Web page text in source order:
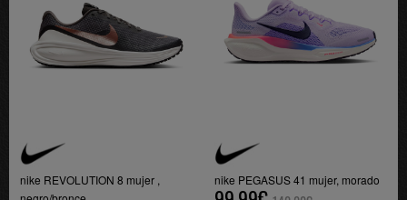
nike REVOLUTION 8 mujer ,
nike PEGASUS 41 mujer, morado